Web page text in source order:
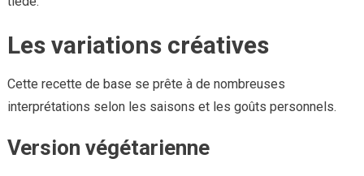
Les variations créatives
Cette recette de base se prête à de nombreuses
interprétations selon les saisons et les goûts personnels.
Version végétarienne